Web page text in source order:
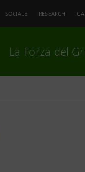
SOCIALE RESEARCH
La Forza del